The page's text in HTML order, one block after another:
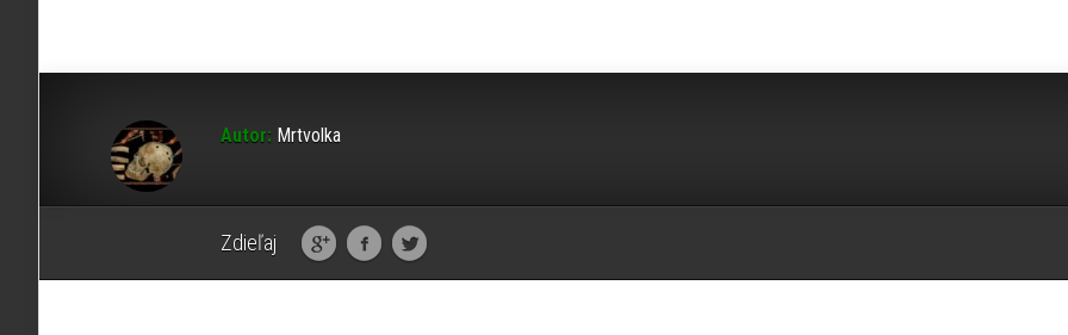
Autor: Mrtvolka
Zdieľaj